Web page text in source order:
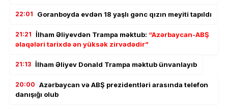
22:01 Goranboyda evdən 18 yaşlı gənc qızın meyiti tapıldı
21:21 İlham Əliyevdən Trampa məktub: “Azərbaycan-ABŞ
əlaqələri tarixdə ən yüksək zirvədədir”
21:13 İlham Əliyev Donald Trampa məktub ünvanlayıb
20:00 Azərbaycan və ABŞ prezidentləri arasında telefon
danışığı olub